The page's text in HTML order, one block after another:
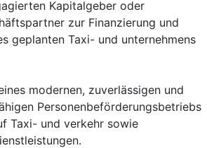
Kapitalgeber oder
zur Finanzierung und
geplanten Taxi- und unternehmens
modernen, zuverlässigen und
Personenbeförderungsbetriebs
Taxi- und verkehr sowie